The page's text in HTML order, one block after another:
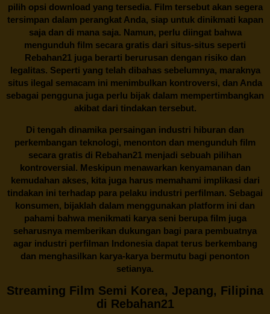
pilih opsi download yang tersedia. Film tersebut akan segera
tersimpan dalam perangkat Anda, siap untuk dinikmati kapan
saja dan di mana saja. Namun, perlu diingat bahwa
mengunduh film secara gratis dari situs-situs seperti
Rebahan21 juga berarti berurusan dengan risiko dan
legalitas. Seperti yang telah dibahas sebelumnya, maraknya
situs ilegal semacam ini menimbulkan kontroversi, dan Anda
sebagai pengguna juga perlu bijak dalam mempertimbangkan
akibat dari tindakan tersebut.
Di tengah dinamika persaingan industri hiburan dan
perkembangan teknologi, menonton dan mengunduh film
secara gratis di Rebahan21 menjadi sebuah pilihan
kontroversial. Meskipun menawarkan kenyamanan dan
kemudahan akses, kita juga harus memahami implikasi dari
tindakan ini terhadap para pelaku industri perfilman. Sebagai
konsumen, bijaklah dalam menggunakan platform ini dan
pahami bahwa menikmati karya seni berupa film juga
seharusnya memberikan dukungan bagi para pembuatnya
agar industri perfilman Indonesia dapat terus berkembang
dan menghasilkan karya-karya bermutu bagi penonton
setianya.
Streaming Film Semi Korea, Jepang, Filipina
di Rebahan21